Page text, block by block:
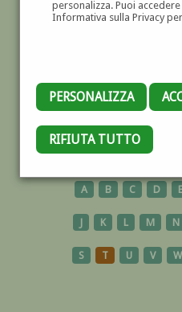
personalizza. Puoi
Informativa sulla Privacy
PERSONALIZZA
RIFIUTA TUTTO
AUTORI
A B C D E
J K L M N
S T U V W